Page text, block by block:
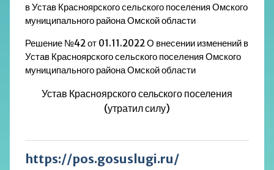
в Устав Красноярского сельского поселения Омского
муниципального района Омской области
Решение №42 от 01.11.2022 О внесении изменений в
Устав Красноярского сельского поселения Омского
муниципального района Омской области
Устав Красноярского сельского поселения
(утратил силу)
https://pos.gosuslugi.ru/